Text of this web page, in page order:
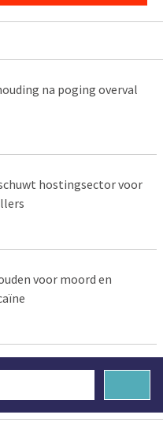
na poging overval
hostingsector voor
voor moord en